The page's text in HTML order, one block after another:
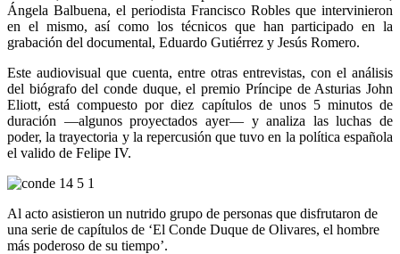
Ángela Balbuena, el periodista Francisco Robles que intervinieron
en el mismo, así como los técnicos que han participado en la
grabación del documental, Eduardo Gutiérrez y Jesús Romero.
Este audiovisual que cuenta, entre otras entrevistas, con el análisis
del biógrafo del conde duque, el premio Príncipe de Asturias John
Eliott, está compuesto por diez capítulos de unos 5 minutos de
duración —algunos proyectados ayer— y analiza las luchas de
poder, la trayectoria y la repercusión que tuvo en la política española
el valido de Felipe IV.
Al acto asistieron un nutrido grupo de personas que disfrutaron de
una serie de capítulos de ‘El Conde Duque de Olivares, el hombre
más poderoso de su tiempo’.